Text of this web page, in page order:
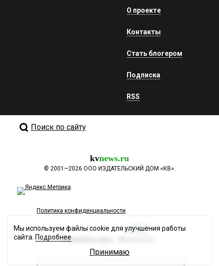
О проекте
Контакты
Стать блогером
Подписка
RSS
Поиск по сайту
kvnews.ru
© 2001—2026 ООО ИЗДАТЕЛЬСКИЙ ДОМ «КВ».
Политика конфиденциальности
Разработка сайта
Мы используем файлы cookie для улучшения работы
сайта. Подробнее
Принимаю